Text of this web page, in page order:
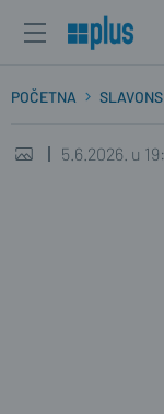
POČETNA
5.6.2026. u